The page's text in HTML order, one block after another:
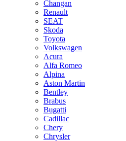
Changan
Renault
SEAT
Skoda
Toyota
Volkswagen
Acura
Alfa Romeo
Alpina
Aston Martin
Bentley
Brabus
Bugatti
Cadillac
Chery
Chrysler